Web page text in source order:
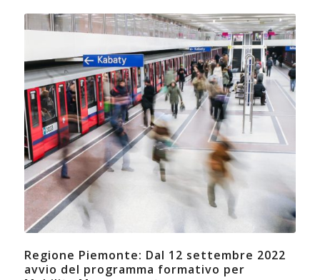
Regione Piemonte: Dal 12 settembre 2022
avvio del programma formativo per